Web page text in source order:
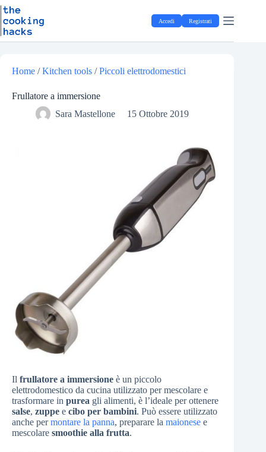
S
t
Salta
al
contenuto
Accedi Registrati
Home /Kitchen tools /Piccoli elettrodomestici
Frullatore a immersione
Sara Mastellone
15 Ottobre 2019
Il frullatore a immersione è un piccolo
elettrodomestico da cucina utilizzato per mescolare e
trasformare in purea gli alimenti, è l’ideale per ottenere
salse, zuppe e cibo per bambini. Può essere utilizzato
anche permontare la panna, preparare la maionese e
mescolare smoothie alla frutta.